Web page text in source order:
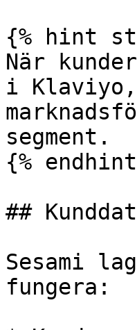
{% hint
När
i Klaviyo,
segment.
{%
##
Sesami
fungera: